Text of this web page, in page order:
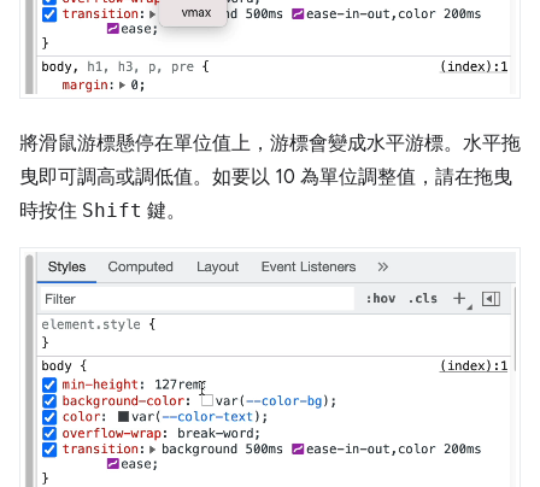
將滑鼠游標懸停在單位值上，游標會變成水平游標。水平拖
曳即可調高或調低值。如要以 10 為單位調整值，請在拖曳
時按住 Shift 鍵。